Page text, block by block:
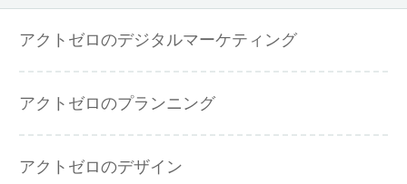
アクトゼロのデジタルマーケティング
アクトゼロのプランニング
アクトゼロのデザイン